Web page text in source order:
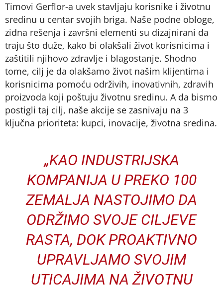
Timovi Gerflor-a uvek stavljaju korisnike i životnu
sredinu u centar svojih briga. Naše podne obloge,
zidna rešenja i završni elementi su dizajnirani da
traju što duže, kako bi olakšali život korisnicima i
zaštitili njihovo zdravlje i blagostanje. Shodno
tome, cilj je da olakšamo život našim klijentima i
korisnicima pomoću održivih, inovativnih, zdravih
proizvoda koji poštuju životnu sredinu. A da bismo
postigli taj cilj, naše akcije se zasnivaju na 3
ključna prioriteta: kupci, inovacije, životna sredina.
„KAO INDUSTRIJSKA
KOMPANIJA U PREKO 100
ZEMALJA NASTOJIMO DA
ODRŽIMO SVOJE CILJEVE
RASTA, DOK PROAKTIVNO
UPRAVLJAMO SVOJIM
UTICAJIMA NA ŽIVOTNU